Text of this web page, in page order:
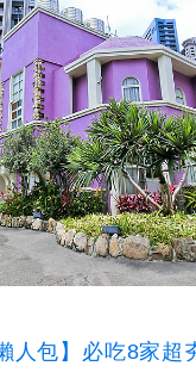
人包】必吃8家